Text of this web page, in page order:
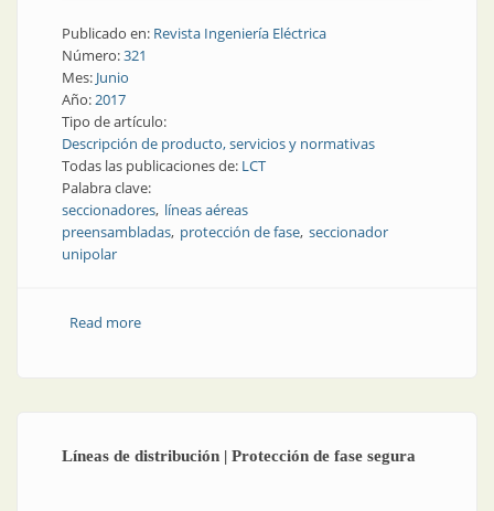
Publicado en: Revista Ingeniería Eléctrica
Número:321
Mes: Junio
Año:2017
Tipo de artículo:
Descripción de producto, servicios y normativas
Todas las publicaciones de: LCT
Palabra clave:
seccionadores líneas aéreas
preensambladas protección de fase seccionador
unipolar
Read moreabout Protección de fase | Seccionador para líneas
Líneas de distribución | Protección de fase segura